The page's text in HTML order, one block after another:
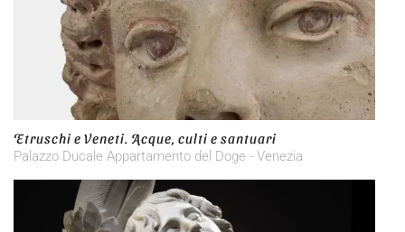
Etruschi e Veneti. Acque, culti e santuari
Palazzo Ducale Appartamento del Doge - Venezia